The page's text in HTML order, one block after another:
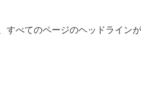
すべてのページのヘッドライン